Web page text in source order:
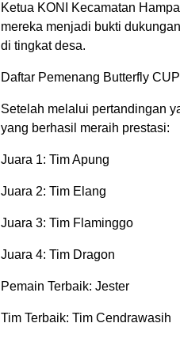
Ketua KONI Kecamatan
mereka menjadi bukti
di tingkat desa.
Daftar Pemenang Butterfly CUP
Setelah melalui pertandingan
yang berhasil meraih prestasi:
Juara 1: Tim Apung
Juara 2: Tim Elang
Juara 3: Tim Flaminggo
Juara 4: Tim Dragon
Pemain Terbaik: Jester
Tim Terbaik: Tim Cendrawasih